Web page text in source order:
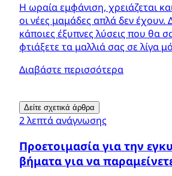
H ωραία εμφάνιση, χρειάζεται
οι νέες μαμάδες απλά δεν έχουν.
κάποιες έξυπνες λύσεις που θα
φτιάξετε τα μαλλιά σας σε λίγα
Διαβάστε περισσότερα
Δείτε σχετικά άρθρα
2 λεπτά ανάγνωσης
Προετοιμασία για την
βήματα για να